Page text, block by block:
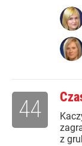
z
44